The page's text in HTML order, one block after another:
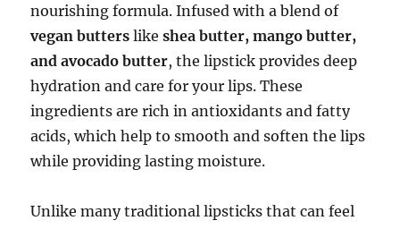
nourishing formula. Infused with a blend of
vegan butters likeshea butter, mango butter,
and avocado butter, the lipstick provides deep
hydration and care for your lips. These
ingredients are rich in antioxidants and fatty
acids, which help to smooth and soften the lips
while providing lasting moisture.
Unlike many traditional lipsticks that can feel